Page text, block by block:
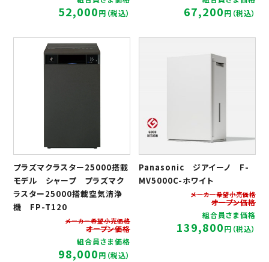
52,000円（税込） 67,200円（税込）
プラズマクラスター25000搭載
モデル シャープ プラズマク
ラスター25000搭載空気清浄
機 FP-T120
メーカー希望小売価格
オープン価格
組合員さま価格
98,000円（税込）
Panasonic ジアイーノ F-
MV5000C-ホワイト
メーカー希望小売価格
オープン価格
組合員さま価格
139,800円（税込）